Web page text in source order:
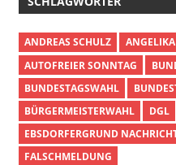
ANDREAS SCHULZ
AUTOFREIER SONNTAG
BUNDESTAGSWAHL
BÜRGERMEISTERWAHL
DGL
EBSDORFERGRUND
FALSCHMELDUNG